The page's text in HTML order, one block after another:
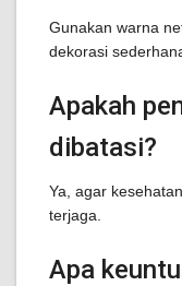
Gunakan warna
dekorasi
Apakah
dibatasi?
Ya, agar
terjaga.
Apa